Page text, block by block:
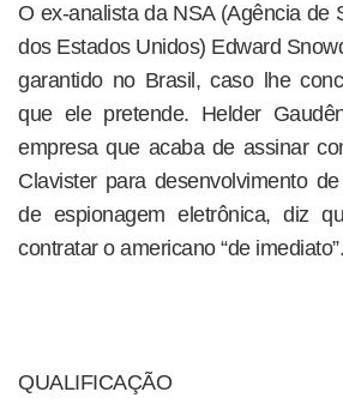
O ex-analista da NSA (Agência de
dos Estados Unidos) Edward
garantido no Brasil, caso lhe
que ele pretende. Helder
empresa que acaba de assinar
Clavister para desenvolvimento
de espionagem eletrônica, diz
contratar o americano “de imediato”.
QUALIFICAÇÃO